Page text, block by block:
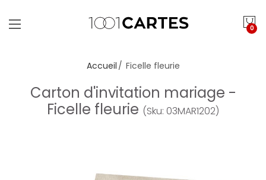
0
Accueil Ficelle fleurie
Carton d'invitation mariage -
Ficelle fleurie (Sku: 03MAR1202)